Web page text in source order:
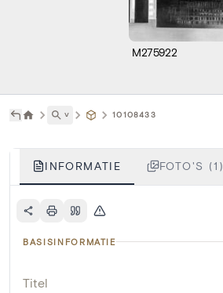
M275922
˅ 10108433
INFORMATIE FOTO'S (1)
BASISINFORMATIE
Titel